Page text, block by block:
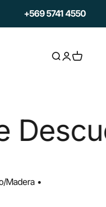
4550
AbrirAbrirAbrir
el
Madera •